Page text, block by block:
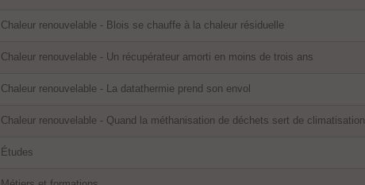
Chaleur renouvelable - Blois se chauffe à la chaleur résiduelle
Chaleur renouvelable - Un récupérateur amorti en moins de trois ans
Chaleur renouvelable - La datathermie prend son envol
Chaleur renouvelable - Quand la méthanisation de déchets sert de climatisation
Études